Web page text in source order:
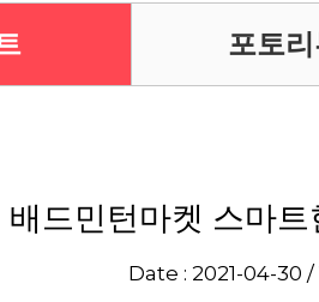
포토
배드민턴마켓 스마
Date : 2021-04-30